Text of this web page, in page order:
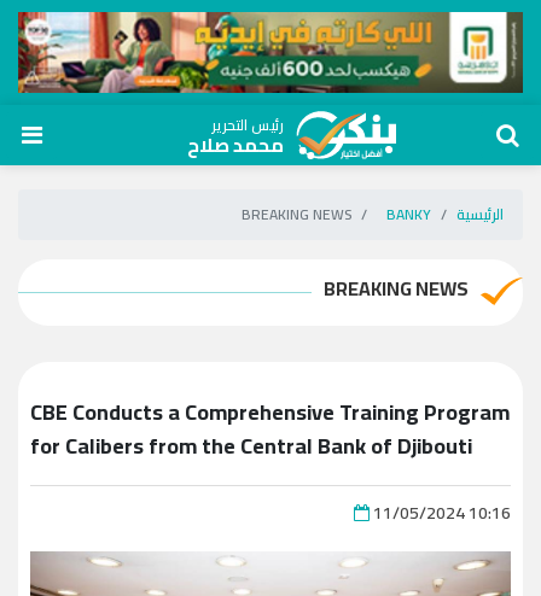
رئيس التحرير
محمد صلاح
الرئيسية BANKY
BREAKING NEWS
BREAKING NEWS
CBE Conducts a Comprehensive Training Program
for Calibers from the Central Bank of Djibouti
11/05/2024 10:16